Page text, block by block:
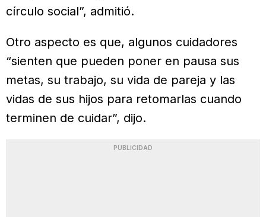
círculo social”, admitió.
Otro aspecto es que, algunos cuidadores
“sienten que pueden poner en pausa sus
metas, su trabajo, su vida de pareja y las
vidas de sus hijos para retomarlas cuando
terminen de cuidar”, dijo.
PUBLICIDAD